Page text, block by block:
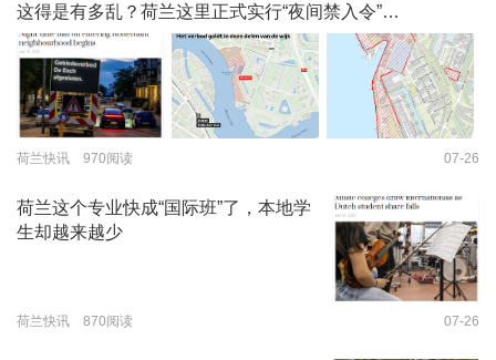
这得是有多乱？荷兰这里正式实行“夜间禁入令”…
荷兰快讯 970阅读 07-26
荷兰这个专业快成“国际班”了，本地学
生却越来越少
荷兰快讯 870阅读 07-26